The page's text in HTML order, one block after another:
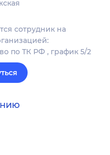
сотрудник на
по ТК РФ , график 5/2